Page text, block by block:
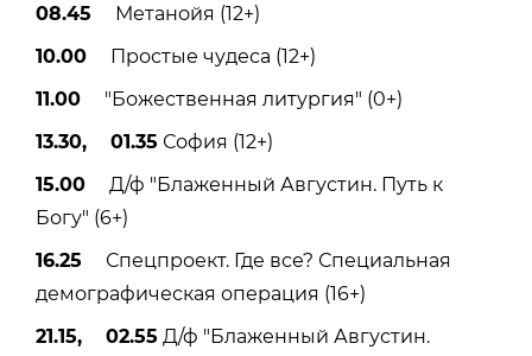
08.45 Метанойя (12+)
10.00 Простые чудеса (12+)
11.00 "Божественная литургия" (0+)
13.30, 01.35 София (12+)
15.00 Д/ф "Блаженный Августин. Путь к
Богу" (6+)
16.25 Спецпроект. Где все? Специальная
демографическая операция (16+)
21.15, 02.55 Д/ф "Блаженный Августин.